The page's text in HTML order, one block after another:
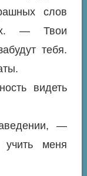
слов
— Твои
тебя.
видеть
—
меня